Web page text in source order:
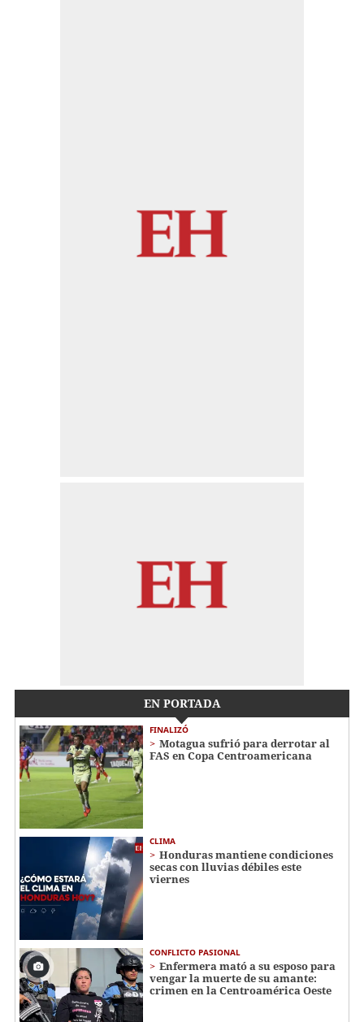
EN PORTADA
FINALIZÓ
Motagua sufrió para derrotar al
FAS en Copa Centroamericana
CLIMA
Honduras mantiene condiciones
secas con lluvias débiles este
viernes
CONFLICTO PASIONAL
Enfermera mató a su esposo para
vengar la muerte de su amante:
crimen en la Centroamérica Oeste